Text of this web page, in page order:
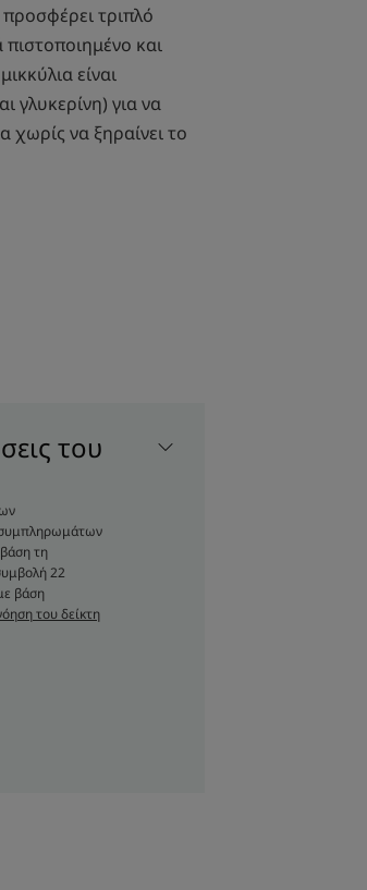
τριπλό
πιστοποιημένο και
είναι
γλυκερίνη) για να
χωρίς να ξηραίνει το
το μακιγιάζ** στο
για καθαρό***, υγιές
του με 90%
αντίδρασης.
ιδιότητες.
του
συμπληρωμάτων
τη
22
βάση
του δείκτη